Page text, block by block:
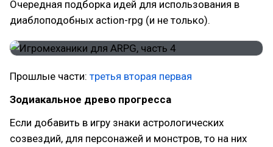
Очередная подборка идей для использования в
диаблоподобных action-rpg (и не только).
Прошлые части: третья вторая первая
Зодиакальное древо прогресса
Если добавить в игру знаки астрологических
созвездий, для персонажей и монстров, то на них